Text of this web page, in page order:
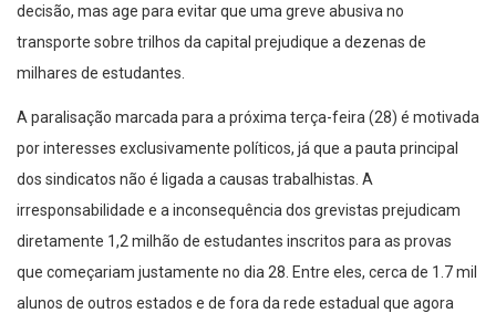
decisão, mas age para evitar que uma greve abusiva no
transporte sobre trilhos da capital prejudique a dezenas de
milhares de estudantes.
A paralisação marcada para a próxima terça-feira (28) é motivada
por interesses exclusivamente políticos, já que a pauta principal
dos sindicatos não é ligada a causas trabalhistas. A
irresponsabilidade e a inconsequência dos grevistas prejudicam
diretamente 1,2 milhão de estudantes inscritos para as provas
que começariam justamente no dia 28. Entre eles, cerca de 1.7 mil
alunos de outros estados e de fora da rede estadual que agora